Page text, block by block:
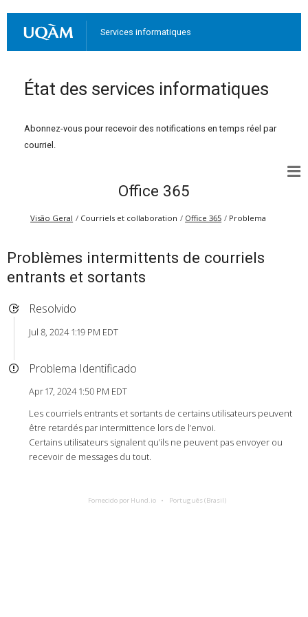
Services informatiques
État des services informatiques
Abonnez-vous pour recevoir des notifications en temps réel par
courriel.
Office 365
Visão Geral Courriels et collaboration Office 365 Problema
Problèmes intermittents de courriels
entrants et sortants
Resolvido
Jul 8, 2024 1:19 PM EDT
Problema Identificado
Apr 17, 2024 1:50 PM EDT
Les courriels entrants et sortants de certains utilisateurs peuvent
être retardés par intermittence lors de l’envoi.
Certains utilisateurs signalent qu’ils ne peuvent pas envoyer ou
recevoir de messages du tout.
Fornecido por Hund.io Português (Brasil)